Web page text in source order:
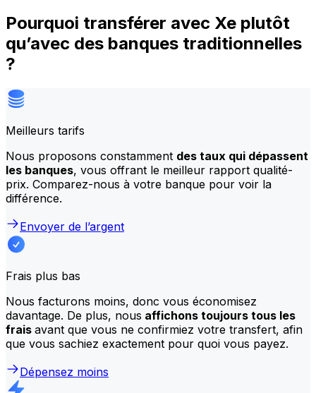
Pourquoi transférer avec Xe plutôt
qu’avec des banques traditionnelles
?
Meilleurs tarifs
Nous proposons constamment des taux qui dépassent
les banques, vous offrant le meilleur rapport qualité-
prix. Comparez-nous à votre banque pour voir la
différence.
Envoyer de l’argent
Frais plus bas
Nous facturons moins, donc vous économisez
davantage. De plus, nous affichons toujours tous les
frais avant que vous ne confirmiez votre transfert, afin
que vous sachiez exactement pour quoi vous payez.
Dépensez moins